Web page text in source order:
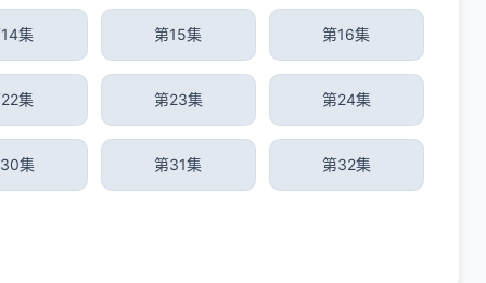
集 第15集 第16集
集 第23集 第24集
集 第31集 第32集